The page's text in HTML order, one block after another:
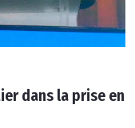
dans la prise en